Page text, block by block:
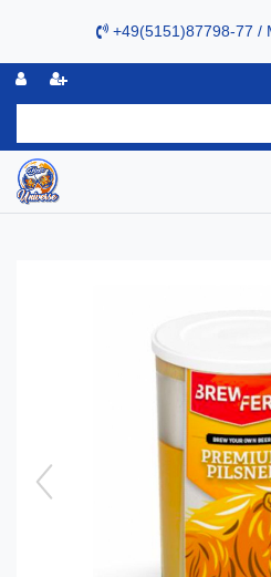
+49(5151)87798-77 /